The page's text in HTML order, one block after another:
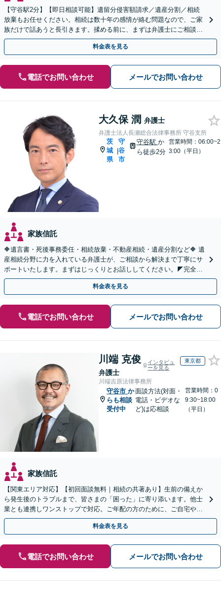
【守谷駅2分】【即日相談可能】遺留分侵害額請求／遺産分割／相続
放棄もお任せください。相続は数十年の感情が絡む問題なので、ご家
族だけで話あうと長引きます。揉める前に、まずは弁護士にご相談く
ださい。
料金表を見る
電話でお問い合わせ メールでお問い合わせ
大久保 潤 弁護士
弁護士法人長瀬総合法律事務所 守谷支所
茨
城
県
|
守
谷
市
守谷駅 か
ら徒歩2分
営業時間：06:00~2
3:00（平日）
家族信託
🔶遺言書・死後事務委任・相続放棄・不動産相続・遺産分割など🔶 遺
産相続分野に力を入れている弁護士が、ご相談から解決まで丁寧にサ
ポートいたします。まずはじっくりとお話ししてください。◤完全予
約制・初回法律相談無料◢
料金表を見る
電話でお問い合わせ メールでお問い合わせ
川端 克俊
弁護士
インタビュ
ーを見る
東京都
川端吉原法律事務所
守谷市 か
らも相談
受付中
面談方法(対面・
電話・ビデオな
ど)は応相談
営業時間：0
9:30~18:00
（平日）
家族信託
【関東エリア対応】【初回面談無料｜相続の共著あり】生前の備えか
ら発生後のトラブルまで、皆さまの「困った」に寄り添います。他士
業とも連携しワンストップで対応。ご年配の方のために、ご自宅やご
近所への出張相談も実施【秘密厳守｜休日・夜間相談可】
料金表を見る
電話でお問い合わせ メールでお問い合わせ